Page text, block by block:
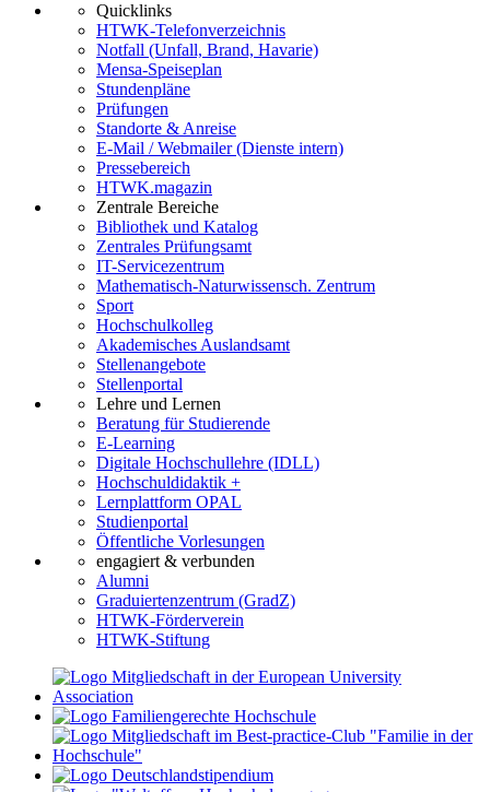
Quicklinks
HTWK-Telefonverzeichnis
Notfall (Unfall, Brand, Havarie)
Mensa-Speiseplan
Stundenpläne
Prüfungen
Standorte & Anreise
E-Mail / Webmailer (Dienste intern)
Pressebereich
HTWK.magazin
Zentrale Bereiche
Bibliothek und Katalog
Zentrales Prüfungsamt
IT-Servicezentrum
Mathematisch-Naturwissensch. Zentrum
Sport
Hochschulkolleg
Akademisches Auslandsamt
Stellenangebote
Stellenportal
Lehre und Lernen
Beratung für Studierende
E-Learning
Digitale Hochschullehre (IDLL)
Hochschuldidaktik +
Lernplattform OPAL
Studienportal
Öffentliche Vorlesungen
engagiert & verbunden
Alumni
Graduiertenzentrum (GradZ)
HTWK-Förderverein
HTWK-Stiftung